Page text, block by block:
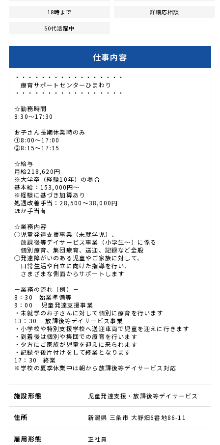
18時まで 詳細応相談
50代活躍中
仕事内容
・・・・・・・・・・・・・・・・・
療育サポートセンターひまわり
・・・・・・・・・・・・・・・・・
☆勤務時間
8:30～17:30
お子さん長期休業時のみ
①8:00～17:00
②8:15～17:15
☆給与
月給218,620円
※大学卒（経験10年）の場合
基本給：153,000円～
※経験に基づき加算あり
処遇改善手当：28,500～38,000円
ほか手当有
☆業務内容
○児童発達支援事業（未就学児）、
放課後等デイサービス事業（小学生～）に係る
個別療育、集団療育、送迎、記録など全般
○発達障がいのある児童やご家族に対して、
日常生活や自立に向けた指導を行い、
さまざまな側面からサポートします
－業務の流れ（例）－
8：30 始業準備等
9：00 児童発達支援事業
・未就学のお子さんに対して個別に療育を行います
13：30 放課後等デイサービス事業
・小学校や特別支援学校へ送迎車両で児童を迎えに行きます
・到着後は個別や集団での療育を行います
・夕方にご家族が児童を迎えに来られます
・記録や後片付けをして終業となります
17：30 終業
※学校の夏季休業中は朝から放課後等デイサービス対応
施設形態 児童発達支援・放課後等デイサービス
住所 新潟県 三条市 大野畑6番地86-11
雇用形態 正社員